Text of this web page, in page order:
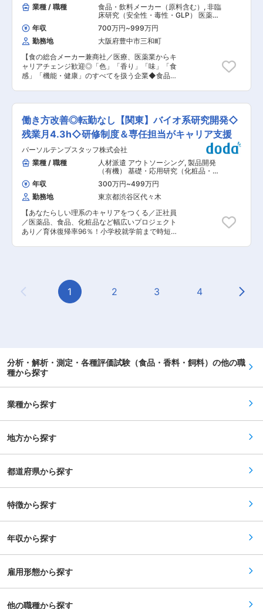
■グローバルイノベーション研究センターについ
て： 当社の研究拠点である、「the WAVE」は、
グローバルイノベーション研究センターとグロー
バル食品安全研究所の2つから成り立っていま
す。 その中で、グローバルイノベーション研究セ
ンターでは、日清食品グループが成長するための
ドライブコアとなる新しい技術を生み出していま
す。即席麺類だけでなく、チルド （冷蔵） や冷
発機能を集結し、ジャンルの垣根を越えてさまざ
まな技術を融合させることで、未来に向けた新規
定める業務
作品の規格分析（油分・塩分・Aw）や保存試験
（油脂の酸価・過酸化物価、微生物検査（大腸菌
群（推定・確定・完全 試験）、食中毒菌類を含
む） ・原料資材の規格分析（脂肪酸組成・トコフ
ェロール・カプサイシン）および安全性や保存性
に係る理化学分析・微生物検査 ・CV品の理化学
検査・微生物検査・異物等の元素分析・同定
（EDX・FT-IR・SEM・デジタルマイクロスコー
プ） ■商品例 ・チャルメラ・中華三昧・一平ち
ゃん・麺神・低糖質麺シリーズ ■組織について
クスタイム制度（コアタイム無し）、在宅勤務は
週1回可能。 ・部署の平均残業時間は月５時間程
度となります。 ・子育てしながら活躍している社
員も多数在籍！家庭と両立して働きやすい環境で
す。 ・5日間の計画有給付与と、半日有給制度活
用により、年間平均有給取得日数は13日間となっ
ています。 ・入社3年後の定着率86％以上、平均
勤続年数16.5年と長く働ける環境です。 ■当社に
ついて ・1950年の創業以来、『チャルメラ』
『中華三昧』『一平ちゃん』など、多くのロング
セラー商品を世に送り出してきました。業界初と
なるスープ別添の袋めん製品やどんぶり入りのノ
ンフライカップめん、高級袋めん市場の開拓な
からもそのパイオニア精神とノウハウで新たな需
発・展開に努めています。 変更の範囲：会社方針
や従業員の適性その他の理由により、会社の定め
る業務への異動を命じる事があります。
業種 / 職種
食品・飲料メーカー（原料含む） , 非臨
床研究（安全性・毒性・GLP） 医薬品
質保証（QA）（本社） 品質保証・監
査（食品・香料・飼料） 分析・解析・
測定・各種評価試験（食品・香料・飼
年収 700万円~999万円
勤務地
大阪府豊中市三和町
【食の総合メーカー兼商社／医療、医薬業からキ
ャリアチェンジ歓迎◎「色」「香り」「味」「食
感」「機能・健康」のすべてを扱う企業◆食品添
よる食品・食品添加物の安全性評価計画の作成 ◇
個別試験の計画作成、成績取りまとめ、評価 ◇外
部委託機関での試験進捗管理と調整 ◇安全性試験
成績に基づく申請関連資料作成 ◇外部専門家との
ネットワーキング ◇関連業界・学術団体における
活動 出張および海外との夜間会議に対応いただく
可能性があります。頻度はいずれも平均１〜2回
／月程度です。 ■配属先について： 安全性科学
部に配属予定（人数：6名） 食品添加物の製造販
売を手掛ける当社において、安全性科学部は、国
内で食品添加物の安全性評価を担う内閣府食品安
全委員会や、消費者庁へ提出する安全性試験のデ
ータ取得と評価を担います。この成績をもとにし
て、安全性が確保された食品添加物を世の中に展
開していきます。 日本国内に留まらず、米国・欧
州等海外における同業務の推進を担います。 ■業
います。少子高齢化や共働き世帯の増加により、
加工食品や中食需要が拡大する中、食品の品質維
持や安全性向上を支える食品添加物のニーズは今
献、海外での日本食需要拡大に伴うグローバル展
開など、成長機会も豊富です。 ■当社の強み 香
料や着色料など特定分野に特化した企業が多い食
品添加物業界の中で、幅広い添加物を総合的に取
カー機能と商社機能を併せ持ち、自社の研究開発
最適なソリューションを提案できます。創業以来
培ってきた技術力と海外ネットワークを強みに、
健康・高付加価値食品や食品ロス削減など、社会
課題の解決にも貢献している企業です。 変更の範
働き方改善◎転勤なし【関東】バイオ系研究開発◇
残業月4.3h◇研修制度＆専任担当がキャリア支援
パーソルテンプスタッフ株式会社
業種 / 職種
人材派遣 アウトソーシング, 製品開発
（有機） 基礎・応用研究（化粧品・ト
イレタリー） 研究（基礎研究） 分析・
解析・測定・各種評価試験（食品・香
料・飼料）
年収 300万円~499万円
勤務地
東京都渋谷区代々木
【あなたらしい理系のキャリアをつくる／正社員
／医薬品、食品、化粧品など幅広いプロジェクト
あり／育休復帰率96％！小学校就学前まで時短勤
先はご自身の経験やスキルを最大限考慮したうえ
で決定しています。 【活躍分野（例）】 ◎医薬
品・創薬 医薬品の研究開発／医薬品の合成・分析
業にて、座学での基礎知識研修や現場の実技研修
が行われます。 ※研究開発職向けの研修やウェビ
も実施しています。 ■働きやすい環境： ・残業
時間：4.3時間（平均） ・土日祝休／年間休日
126日 ・有給取得平均日数：13.5日 ・転居を伴う
より、転居後も継続勤務が可能です。 ・産休取得
43名※うち男性6名（2023年度実績） ・育休復帰
後の時短勤務：お子様が小学校就学前まで実施可
能です ■キャリアパス： ◎専門職として常駐先を
異動する ◎専門職からへ営業や企画系へチャレン
内の様々な職種に挑戦できます。 ◎常駐先企業の
ジメント）がサポートします。 └入社後に常駐先
での悩みや今後のキャリアに関して相談ができ、
アドバイスをもらうことができます。また、「自
★ ・社員インタビュー動画：
https://youtu.be/nU2OtVAC__8 変更の範囲：会社
の定める業務
Previous Page
1 2 3 4
分析・解析・測定・各種評価試験（食品・香料・飼料）の他の職
種から探す
業種から探す
地方から探す
都道府県から探す
特徴から探す
年収から探す
雇用形態から探す
他の職種から探す